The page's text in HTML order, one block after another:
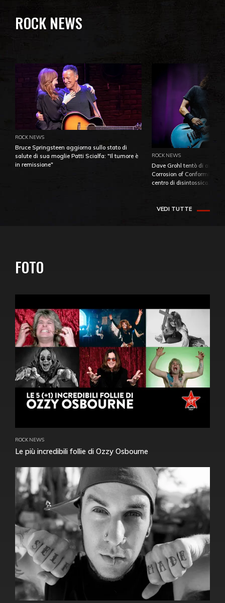
ROCK NEWS
ROCK NEWS
Bruce Springsteen aggiorna sullo stato di
salute di sua moglie Patti Scialfa: "Il tumore è
in remissione"
ROCK NEWS
Dave Grohl tentò di
Corrosion of Conformity
centro di
VEDI TUTTE
FOTO
ROCK NEWS
Le più incredibili follie di Ozzy Osbourne